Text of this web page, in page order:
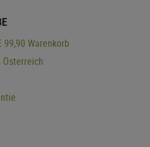
99,90 Warenkorb